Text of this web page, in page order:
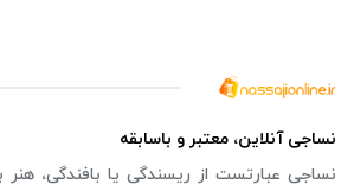
نساجی آنلاین، معتبر و باسابقه
نساجی عبارتست از ریسندگی یا بافندگی،